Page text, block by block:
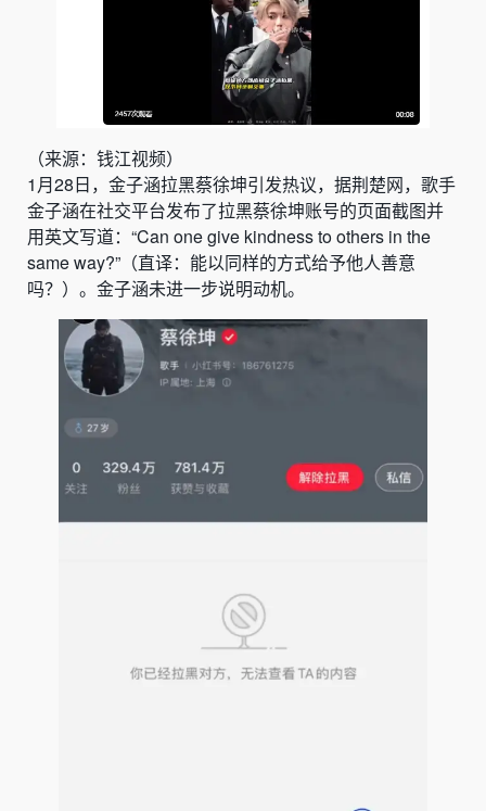
（来源：钱江视频）
1月28日， 金子涵拉黑蔡徐坤引发热议，据荆楚网，歌手
金子涵在社交平台发布了拉黑蔡徐坤账号的页面截图并
用英文写道：“Can one give kindness to others in the
same way?”（直译：能以同样的方式给予他人善意
吗？）。金子涵未进一步说明动机。